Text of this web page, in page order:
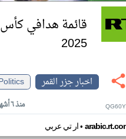
قائمة هدافي كأس
2025
اخبار جزر القمر
منذ ٦ أشهر
ار تي عربي•